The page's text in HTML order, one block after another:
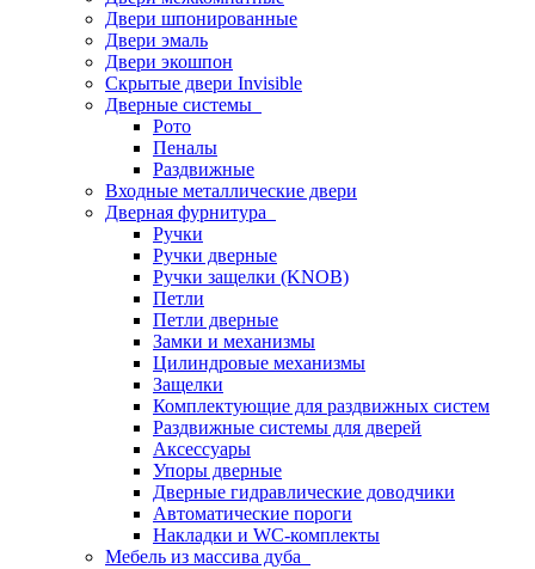
Двери шпонированные
Двери эмаль
Двери экошпон
Скрытые двери Invisible
Дверные системы
Рото
Пеналы
Раздвижные
Входные металлические двери
Дверная фурнитура
Ручки
Ручки дверные
Ручки защелки (KNOB)
Петли
Петли дверные
Замки и механизмы
Цилиндровые механизмы
Защелки
Комплектующие для раздвижных систем
Раздвижные системы для дверей
Аксессуары
Упоры дверные
Дверные гидравлические доводчики
Автоматические пороги
Накладки и WC-комплекты
Мебель из массива дуба